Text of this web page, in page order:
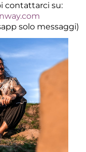
contattarci su:
solo messaggi)